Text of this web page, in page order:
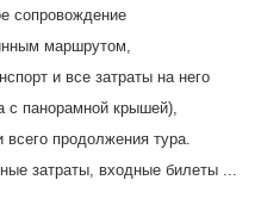
сопровождение
маршрутом,
и все затраты на него
с панорамной крышей),
всего продолжения тура.
затраты, входные билеты ...